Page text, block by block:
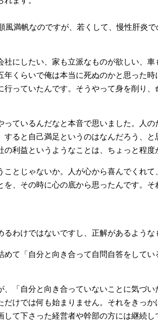
満帆なのですが、若くして、慢性肝炎
にしたい、家も立派なものが欲しい、
くらいで俺は本当に死ぬのかと思った
っていたんです。そうやって身を削り
ているんだなと本音で思いました。人
ると自己満足というのはなんだろう、
利益というようなことは、ちょっと程度
とじゃないか。人が心から喜んでくれ
、その時に心の底から思ったんです。
わけではないですし、正解があるような
て「自分と向き合って自問自答をして
「自分と向き合っていないことに気づい
けでは何も始まりません。それをきっ
て下さった経営者や幹部の方には継続